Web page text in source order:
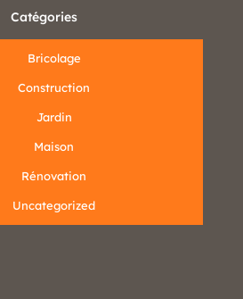
Catégories
Bricolage
Construction
Jardin
Maison
Rénovation
Uncategorized